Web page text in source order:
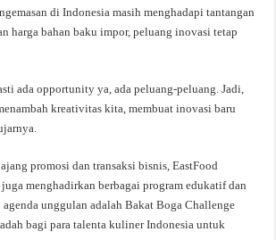
di Indonesia masih menghadapi tantangan
harga bahan baku impor, peluang inovasi tetap
ada opportunity ya, ada peluang-peluang. Jadi,
kreativitas kita, membuat inovasi baru
promosi dan transaksi bisnis, EastFood
menghadirkan berbagai program edukatif dan
unggulan adalah Bakat Boga Challenge
bagi para talenta kuliner Indonesia untuk